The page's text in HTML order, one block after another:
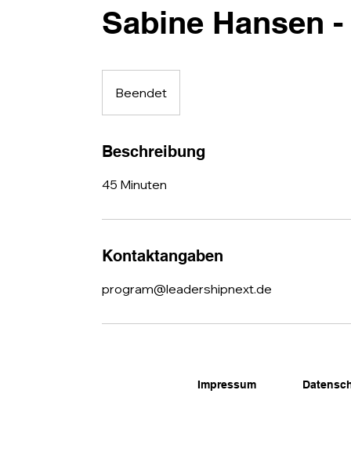
Sabine Hansen
Beendet
e
n
Beschreibung
45 Minuten
Kontaktangaben
program@leadershipnext.de
Impressum